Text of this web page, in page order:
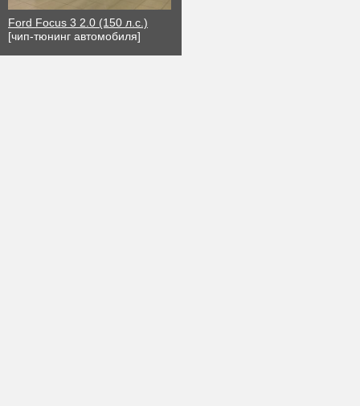
Ford Focus 3 2.0 (150 л.с.)
[чип-тюнинг автомобиля]